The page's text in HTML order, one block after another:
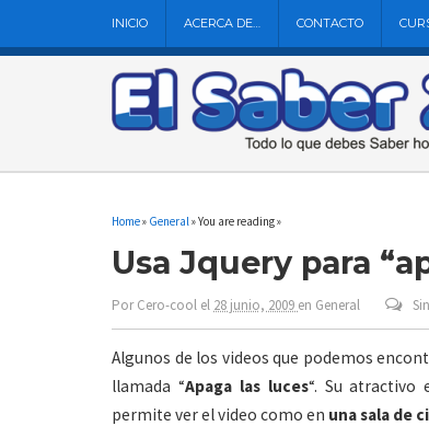
INICIO ACERCA DE… CONTACTO
Home» General» You are reading »
Usa Jquery para
PorCero-cool el 28 junio, 2009 en General
Algunos de los videos que podemos
llamada “Apaga las luces“. Su atractivo
permite ver el video como en una sala de